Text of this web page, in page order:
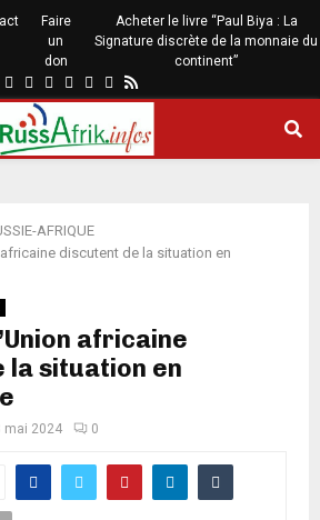
Faire
un
don
Acheter le livre “Paul Biya : La
Signature discrète de la monnaie du
continent”
AFRIQUE
discutent de la situation en
africaine
la situation en
mai 2024 0